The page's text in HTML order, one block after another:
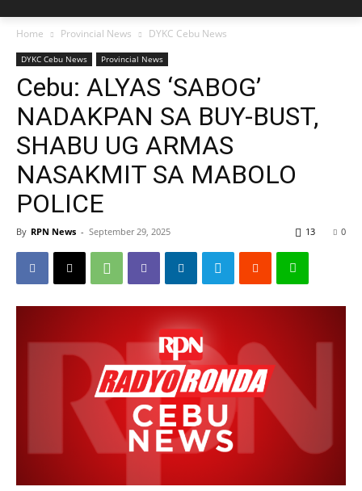
Home Provincial News DYKC Cebu News
DYKC Cebu News Provincial News
Cebu: ALYAS ‘SABOG’
NADAKPAN SA BUY-BUST,
SHABU UG ARMAS
NASAKMIT SA MABOLO
POLICE
By RPN News - September 29, 2025 0
13